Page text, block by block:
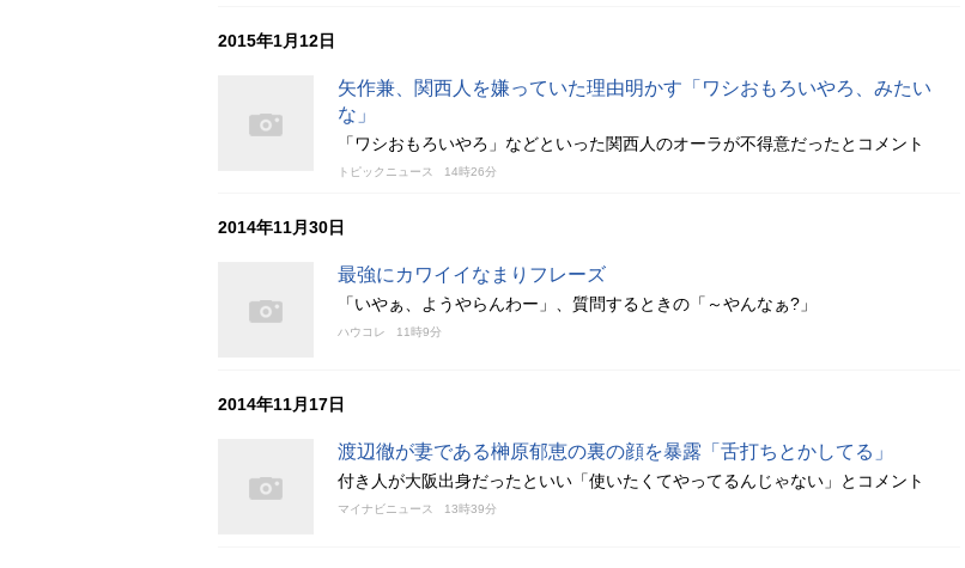
2015年1月12日
矢作兼、関西人を嫌っていた理由明かす「ワシおもろいやろ、みたい
な」
「ワシおもろいやろ」などといった関西人のオーラが不得意だったとコメント
トピックニュース 14時26分
2014年11月30日
最強にカワイイなまりフレーズ
「いやぁ、ようやらんわー」、質問するときの「～やんなぁ?」
ハウコレ 11時9分
2014年11月17日
渡辺徹が妻である榊原郁恵の裏の顔を暴露「舌打ちとかしてる」
付き人が大阪出身だったといい「使いたくてやってるんじゃない」とコメント
マイナビニュース 13時39分